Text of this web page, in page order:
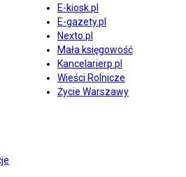
E-kiosk.pl
E-gazety.pl
Nexto.pl
Mała księgowość
Kancelarierp.pl
Wieści Rolnicze
Życie Warszawy